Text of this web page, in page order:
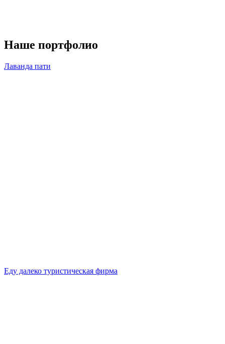
Наше портфолио
Лаванда пати
Еду далеко туристическая фирма